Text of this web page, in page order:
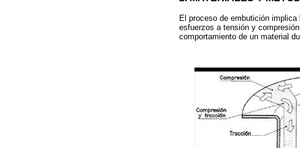
El proceso de embutición
esfuerzos a tensión y
comportamiento de un material